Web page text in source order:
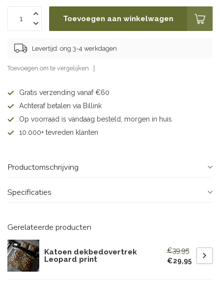
Toevoegen aan winkelwagen
Levertijd: ong 3-4 werkdagen
Toevoegen om te vergelijken
Gratis verzending vanaf €60
Achteraf betalen via Billink
Op voorraad is vandaag besteld, morgen in huis
10.000+ tevreden klanten
Productomschrijving
Specificaties
Gerelateerde producten
Katoen dekbedovertrek
Leopard print
€39,95
€29,95